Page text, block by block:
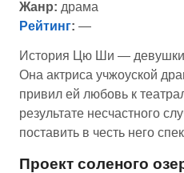
Жанр: драма
Рейтинг: —
История Цю Ши — девушки
Она актриса учжоуской
привил ей любовь к
результате несчастного
поставить в честь него
Проект соленого